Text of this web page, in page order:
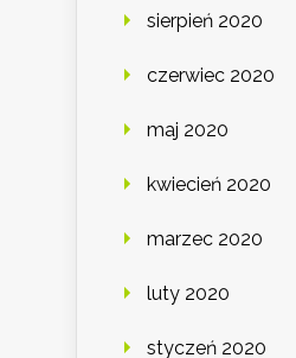
sierpień 2020
czerwiec 2020
maj 2020
kwiecień 2020
marzec 2020
luty 2020
styczeń 2020